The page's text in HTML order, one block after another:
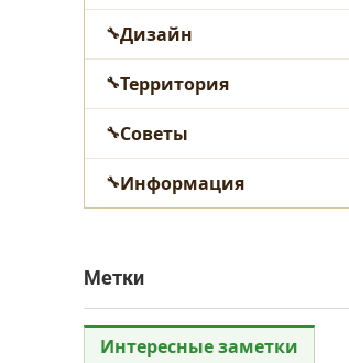
Дизайн
Территория
Советы
Информация
Метки
Интересные заметки